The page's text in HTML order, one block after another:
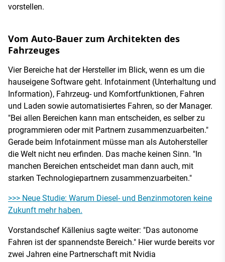
vorstellen.
Vom Auto-Bauer zum Architekten des
Fahrzeuges
Vier Bereiche hat der Hersteller im Blick, wenn es um die
hauseigene Software geht. Infotainment (Unterhaltung und
Information), Fahrzeug- und Komfortfunktionen, Fahren
und Laden sowie automatisiertes Fahren, so der Manager.
"Bei allen Bereichen kann man entscheiden, es selber zu
programmieren oder mit Partnern zusammenzuarbeiten."
Gerade beim Infotainment müsse man als Autohersteller
die Welt nicht neu erfinden. Das mache keinen Sinn. "In
manchen Bereichen entscheidet man dann auch, mit
starken Technologiepartnern zusammenzuarbeiten."
>>> Neue Studie: Warum Diesel- und Benzinmotoren keine
Zukunft mehr haben.
Vorstandschef Källenius sagte weiter: "Das autonome
Fahren ist der spannendste Bereich." Hier wurde bereits vor
zwei Jahren eine Partnerschaft mit Nvidia